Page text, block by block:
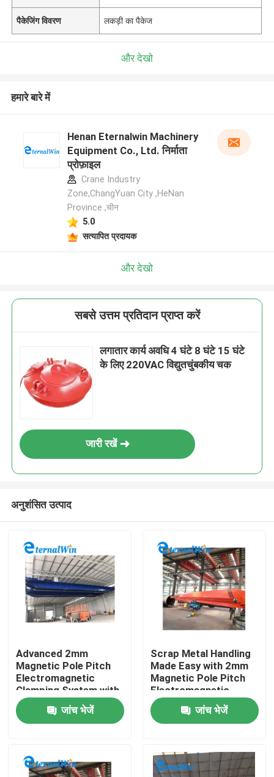
घर
हमारे बारे में
पैकेजिंग विवरण लकड़ी का पैकेज
और देखो
हमारे बारे में
Henan Eternalwin Machinery
Equipment Co., Ltd. निर्माता
प्रोफ़ाइल
Crane Industry
Zone,ChangYuan City ,HeNan
Province ,चीन
5.0
सत्यापित प्रदायक
और देखो
सबसे उत्तम प्रतिदान प्राप्त करें
लगातार कार्य अवधि 4 घंटे 8 घंटे 15 घंटे
के लिए 220VAC विद्युतचुंबकीय चक
जारी रखें
अनुशंसित उत्पाद
Advanced 2mm
Magnetic Pole Pitch
Electromagnetic
Clamping System with
10A Current Perfect
जांच भेजें
Scrap Metal Handling
Made Easy with 2mm
Magnetic Pole Pitch
Electromagnetic
Chuck and
Customizable
Features
जांच भेजें